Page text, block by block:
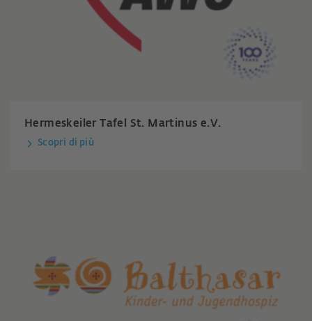
Hermeskeiler Tafel St. Martinus e.V.
Scopri di più